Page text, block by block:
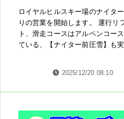
ロイヤルヒルスキー場のナイタ
りの営業を開始します。 運行リ
ト、滑走コースはアルペンコー
ている、【ナイター前圧雪】も
2025/12/20 08:10